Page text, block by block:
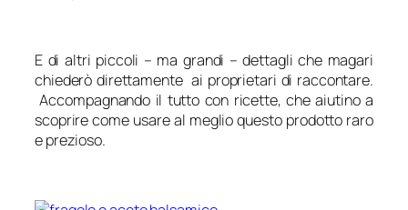
E di altri piccoli – ma grandi – dettagli che magari
chiederò direttamente ai proprietari di raccontare.
Accompagnando il tutto con ricette, che aiutino a
scoprire come usare al meglio questo prodotto raro
e prezioso.